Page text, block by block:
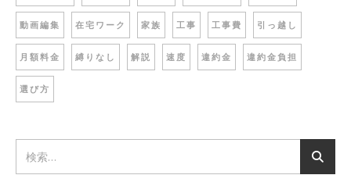
動画編集 在宅ワーク 家族 工事 工事費 引っ越し
月額料金 縛りなし 解説 速度 違約金 違約金負担
選び方